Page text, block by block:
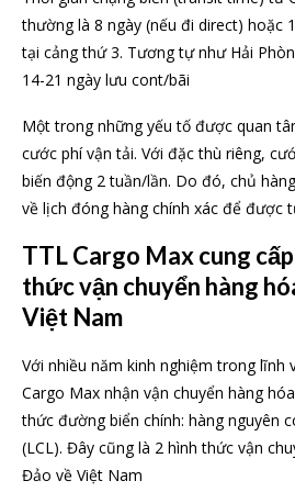
thường là 8 ngày (nếu đi direct) hoặc
tại cảng thứ 3. Tương tự như Hải
14-21 ngày lưu cont/bãi
Một trong những yếu tố được quan
cước phí vận tải. Với đặc thù riêng,
biến động 2 tuần/lần. Do đó, chủ
về lịch đóng hàng chính xác để được
TTL Cargo Max cung
thức vận chuyển hàng
Việt Nam
Với nhiều năm kinh nghiệm trong lĩnh
Cargo Max nhận vận chuyển hàng
thức đường biển chính: hàng nguyên
(LCL). Đây cũng là 2 hình thức vận
Đảo về Việt Nam